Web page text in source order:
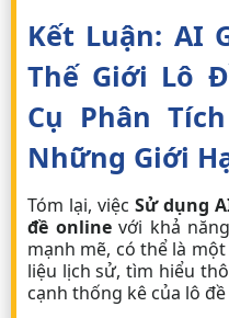
Kết Luận: AI
Thế Giới Lô
Cụ Phân
Những Giới
Tóm lại, việc Sử dụng
đề onlinevới khả
mạnh mẽ, có thể là
liệu lịch sử, tìm hiểu
cạnh thống kê của lô